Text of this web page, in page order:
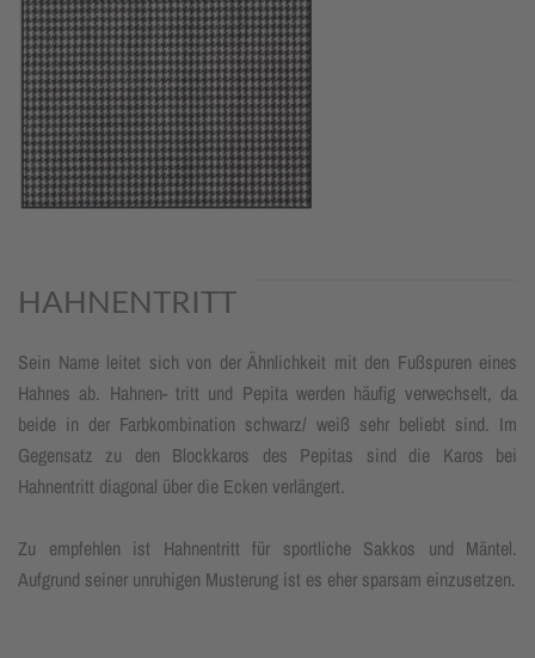
HAHNENTRITT
Sein Name leitet sich von der Ähnlichkeit mit den Fußspuren eines
Hahnes ab. Hahnen- tritt und Pepita werden häufig verwechselt, da
beide in der Farbkombination schwarz/ weiß sehr beliebt sind. Im
Gegensatz zu den Blockkaros des Pepitas sind die Karos bei
Hahnentritt diagonal über die Ecken verlängert.
Zu empfehlen ist Hahnentritt für sportliche Sakkos und Mäntel.
Aufgrund seiner unruhigen Musterung ist es eher sparsam einzusetzen.